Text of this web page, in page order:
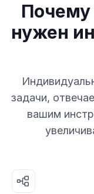
Почему
нужен
задачи,
вашим